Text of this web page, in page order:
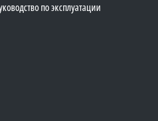
по эксплуатации